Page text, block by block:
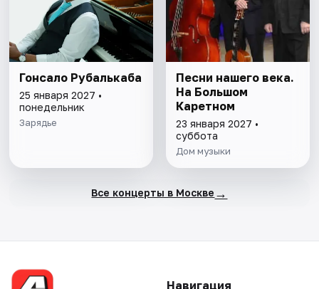
Гонсало Рубалькаба
25 января 2027 •
понедельник
Зарядье
Песни нашего века.
На Большом
Каретном
23 января 2027 •
суббота
Дом музыки
Все концерты в Москве →
Навигация